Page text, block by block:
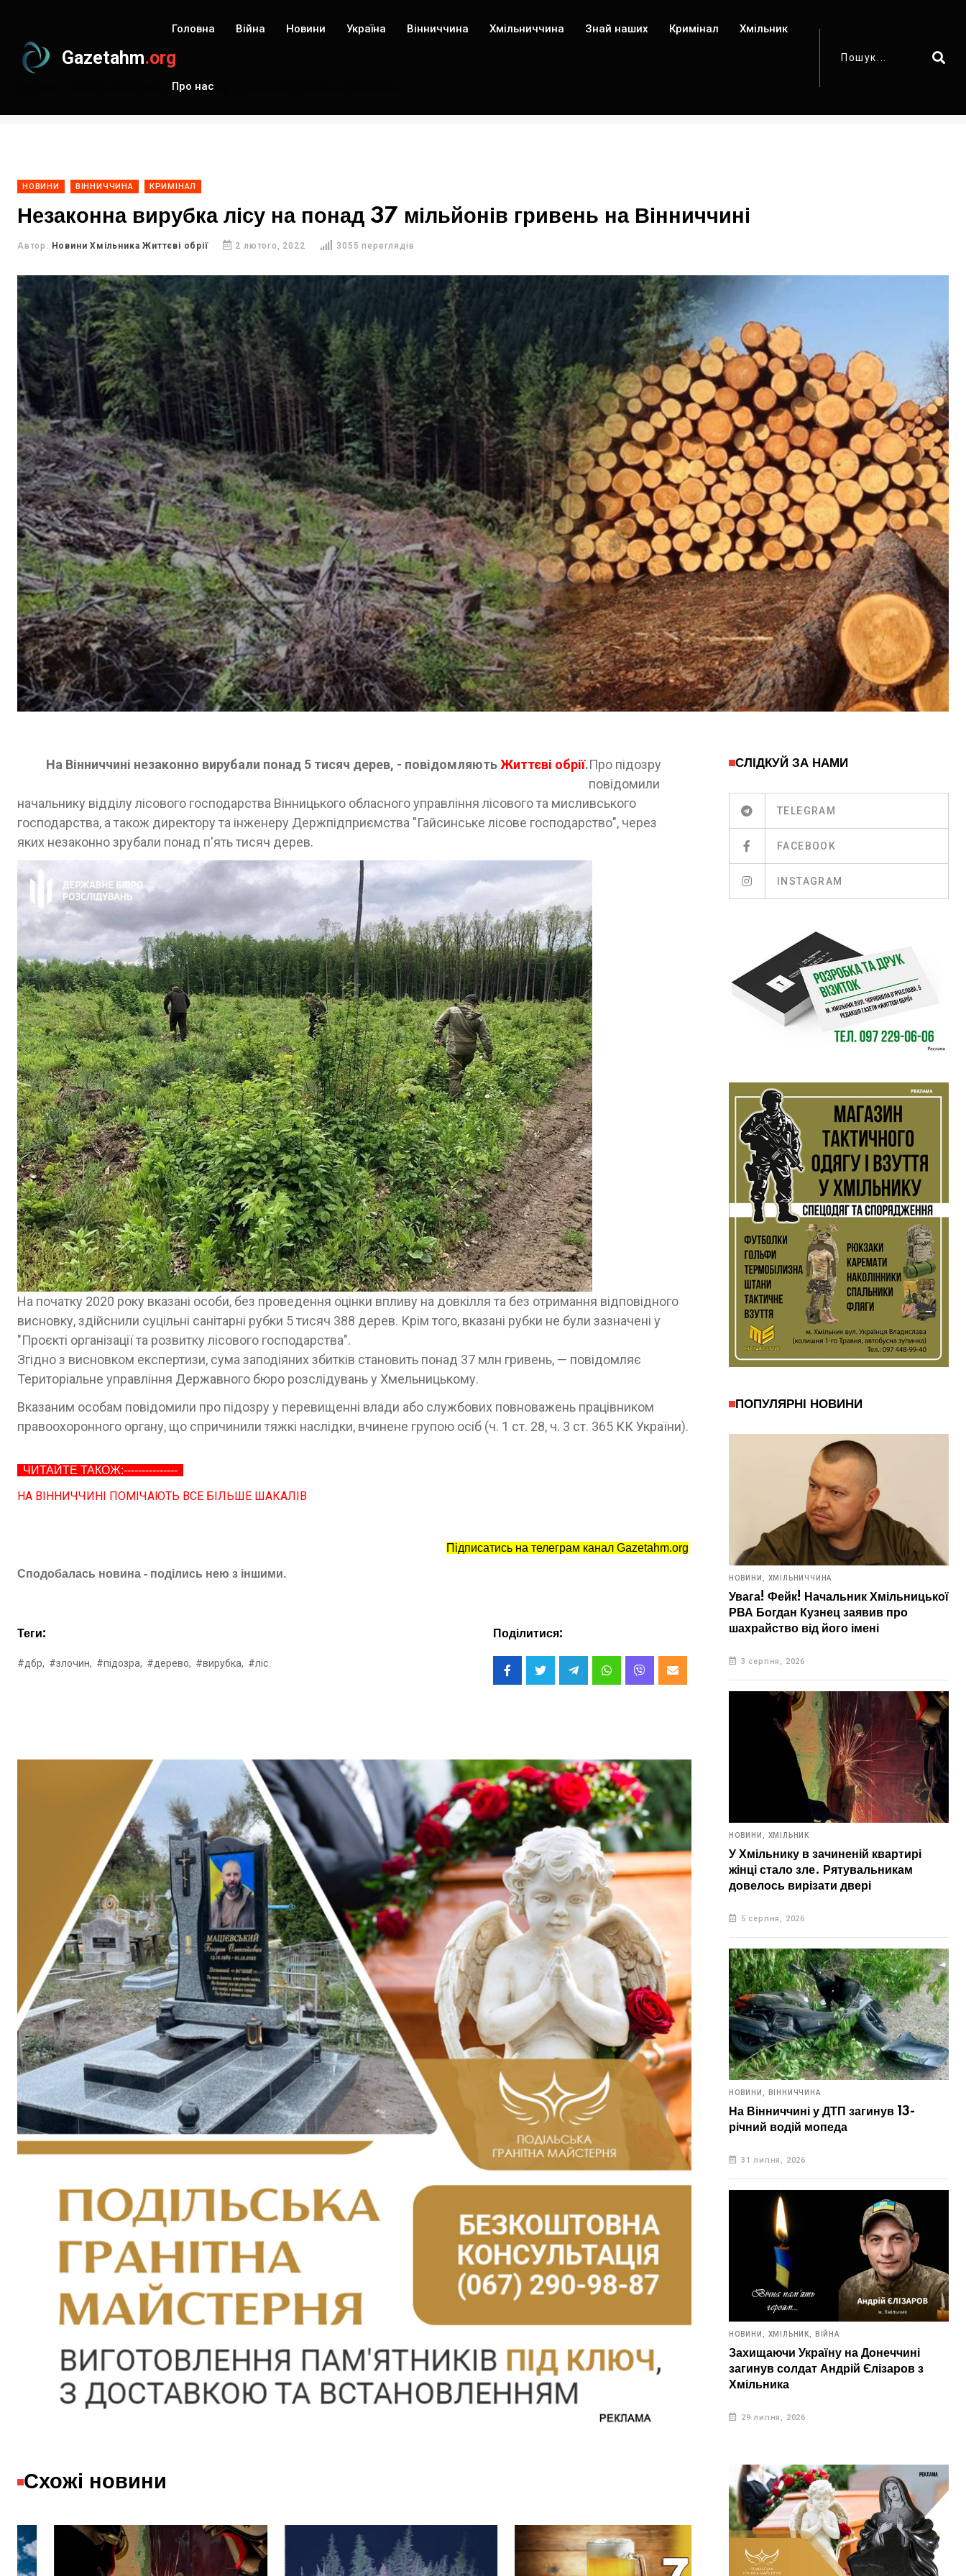
Gazetahm.org
Головна Війна Новини Україна Вінниччина Хмільниччина Знай наших Кримінал Хмільник
Про нас
Незаконна вирубка лісу на понад 37 мільйонів гривень на Вінниччині
НОВИНИ ВІННИЧЧИНА КРИМІНАЛ
Незаконна вирубка лісу на понад 37 мільйонів гривень на Вінниччині
Автор: Новини Хмільника Життєві обрії 2 лютого, 2022 3055 переглядів
На Вінниччині незаконно вирубали понад 5 тисяч дерев, - повідомляютьЖиттєві обрії.Про підозру
повідомили
начальнику відділу лісового господарства Вінницького обласного управління лісового та мисливського
господарства, а також директору та інженеру Держпідприємства "Гайсинське лісове господарство", через
яких незаконно зрубали понад п'ять тисяч дерев.
На початку 2020 року вказані особи, без проведення оцінки впливу на довкілля та без отримання відповідного
висновку, здійснили суцільні санітарні рубки 5 тисяч 388 дерев. Крім того, вказані рубки не були зазначені у
"Проєкті організації та розвитку лісового господарства".
Згідно з висновком експертизи, сума заподіяних збитків становить понад 37 млн гривень, — повідомляє
Територіальне управління Державного бюро розслідувань у Хмельницькому.
Вказаним особам повідомили про підозру у перевищенні влади або службових повноважень працівником
правоохоронного органу, що спричинили тяжкі наслідки, вчинене групою осіб (ч. 1 ст. 28, ч. 3 ст. 365 КК України).
ЧИТАЙТЕ ТАКОЖ:---------------
НА ВІННИЧЧИНІ ПОМІЧАЮТЬ ВСЕ БІЛЬШЕ ШАКАЛІВ
Підписатись на телеграм канал Gazetahm.org
Сподобалась новина - поділись нею з іншими.
Теги:
#дбр, #злочин, #підозра, #дерево, #вирубка, #ліс
Поділитися:
Схожі новини
СЛІДКУЙ ЗА НАМИ
TELEGRAM
FACEBOOK
INSTAGRAM
ПОПУЛЯРНІ НОВИНИ
НОВИНИ, ХМІЛЬНИЧЧИНА
Увага! Фейк! Начальник Хмільницької
РВА Богдан Кузнец заявив про
шахрайство від його імені
3 серпня, 2026
НОВИНИ, ХМІЛЬНИК
У Хмільнику в зачиненій квартирі
жінці стало зле. Рятувальникам
довелось вирізати двері
5 серпня, 2026
НОВИНИ, ВІННИЧЧИНА
На Вінниччині у ДТП загинув 13-
річний водій мопеда
31 липня, 2026
НОВИНИ, ХМІЛЬНИК, ВІЙНА
Захищаючи Україну на Донеччині
загинув солдат Андрій Єлізаров з
Хмільника
29 липня, 2026